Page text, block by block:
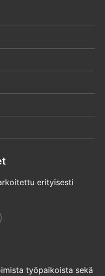
erityisesti
työpaikoista sekä